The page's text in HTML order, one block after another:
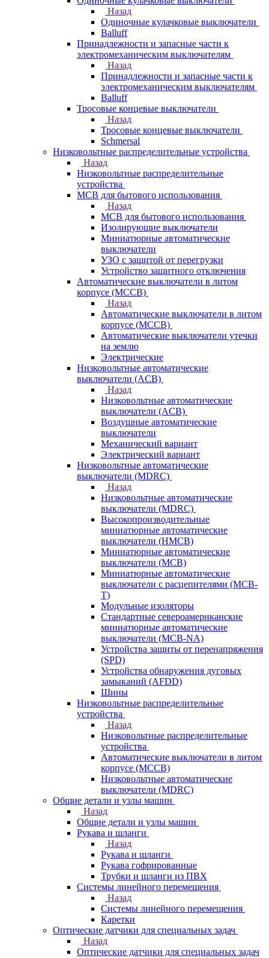
Назад
Одиночные кулачковые выключатели
Balluff
Принадлежности и запасные части к
электромеханическим выключателям
Назад
Принадлежности и запасные части к
электромеханическим выключателям
Balluff
Тросовые концевые выключатели
Назад
Тросовые концевые выключатели
Schmersal
Низковольтные распределительные устройства
Назад
Низковольтные распределительные
устройства
MCB для бытового использования
Назад
MCB для бытового использования
Изолирующие выключатели
Миниатюрные автоматические
выключатели
УЗО с защитой от перегрузки
Устройство защитного отключения
Автоматические выключатели в литом
корпусе (MCCB)
Назад
Автоматические выключатели в литом
корпусе (MCCB)
Автоматические выключатели утечки
на землю
Электрические
Низковольтные автоматические
выключатели (ACB)
Назад
Низковольтные автоматические
выключатели (ACB)
Воздушные автоматические
выключатели
Механический вариант
Электрический вариант
Низковольтные автоматические
выключатели (MDRC)
Назад
Низковольтные автоматические
выключатели (MDRC)
Высокопроизводительные
миниатюрные автоматические
выключатели (HMCB)
Миниатюрные автоматические
выключатели (MCB)
Миниатюрные автоматические
выключатели с расцепителями (MCB-
T)
Модульные изоляторы
Стандартные североамериканские
миниатюрные автоматические
выключатели (MCB-NA)
Устройства защиты от перенапряжения
(SPD)
Устройства обнаружения дуговых
замыканий (AFDD)
Шины
Низковольтные распределительные
устройства
Назад
Низковольтные распределительные
устройства
Автоматические выключатели в литом
корпусе (MCCB)
Низковольтные автоматические
выключатели (MDRC)
Общие детали и узлы машин
Назад
Общие детали и узлы машин
Рукава и шланги
Назад
Рукава и шланги
Рукава гофрированные
Трубки и шланги из ПВХ
Системы линейного перемещения
Назад
Системы линейного перемещения
Каретки
Оптические датчики для специальных задач
Назад
Оптические датчики для специальных задач